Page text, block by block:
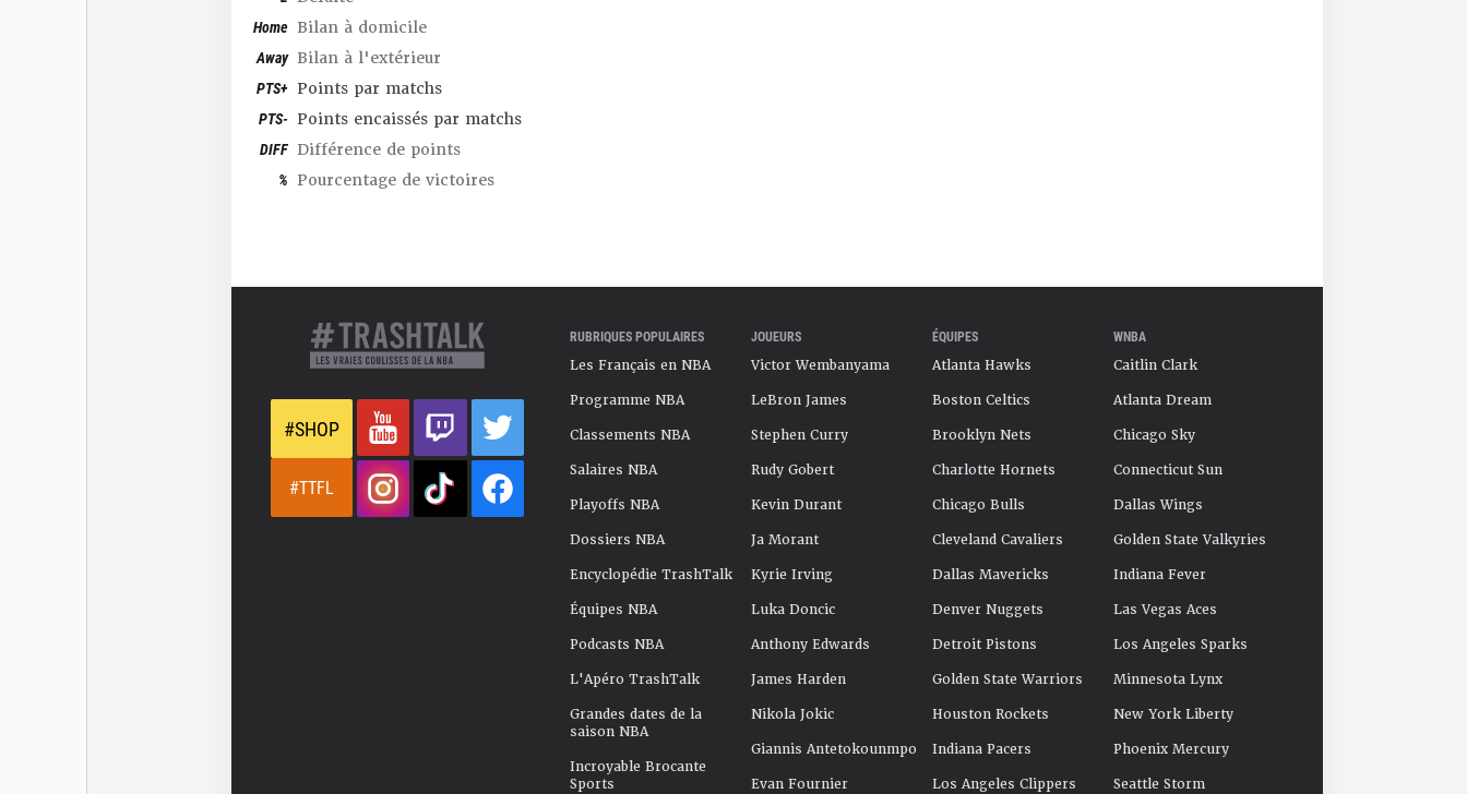
Home Bilan à domicile
Away Bilan à l'extérieur
PTS+ Points par matchs
PTS- Points encaissés par matchs
DIFF Différence de points
% Pourcentage de victoires
#SHOP
#TTFL
RUBRIQUES POPULAIRES
Les Français en NBA
Programme NBA
Classements NBA
Salaires NBA
Playoffs NBA
Dossiers NBA
Encyclopédie TrashTalk
Équipes NBA
Podcasts NBA
L'Apéro TrashTalk
Grandes dates de la
saison NBA
Incroyable Brocante
Sports
JOUEURS
Victor Wembanyama
LeBron James
Stephen Curry
Rudy Gobert
Kevin Durant
Ja Morant
Kyrie Irving
Luka Doncic
Anthony Edwards
James Harden
Nikola Jokic
Giannis Antetokounmpo
Evan Fournier
ÉQUIPES
Atlanta Hawks
Boston Celtics
Brooklyn Nets
Charlotte Hornets
Chicago Bulls
Cleveland Cavaliers
Dallas Mavericks
Denver Nuggets
Detroit Pistons
Golden State Warriors
Houston Rockets
Indiana Pacers
Los Angeles Clippers
WNBA
Caitlin Clark
Atlanta Dream
Chicago Sky
Connecticut Sun
Dallas Wings
Golden State Valkyries
Indiana Fever
Las Vegas Aces
Los Angeles Sparks
Minnesota Lynx
New York Liberty
Phoenix Mercury
Seattle Storm